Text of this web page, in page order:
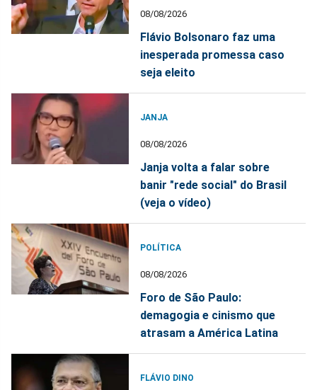
08/08/2026
Flávio Bolsonaro faz uma
inesperada promessa caso
seja eleito
JANJA
08/08/2026
Janja volta a falar sobre
banir "rede social" do Brasil
(veja o vídeo)
POLÍTICA
08/08/2026
Foro de São Paulo:
demagogia e cinismo que
atrasam a América Latina
FLÁVIO DINO